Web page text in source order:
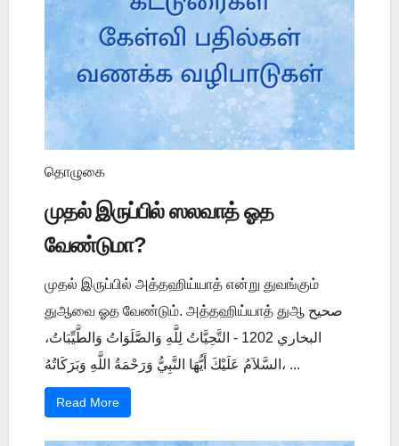
தொழுகை
முதல் இருப்பில் ஸலவாத் ஓத
வேண்டுமா?
முதல் இருப்பில் அத்தஹிய்யாத் என்று துவங்கும்
துஆவை ஓத வேண்டும். அத்தஹிய்யாத் துஆ صحيح
البخاري 1202 - التَّحِيَّاتُ لِلَّهِ وَالصَّلَوَاتُ وَالطَّيِّبَاتُ،
السَّلاَمُ عَلَيْكَ أَيُّهَا النَّبِيُّ وَرَحْمَةُ اللَّهِ وَبَرَكَاتُهُ، ...
Read More